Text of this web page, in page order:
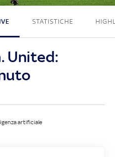
STATISTICHE
United:
artificiale